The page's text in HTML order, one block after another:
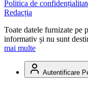
Politica de
Redacția
Toate datele furnizate pe
informativ și nu sunt
mai multe
Autentificare